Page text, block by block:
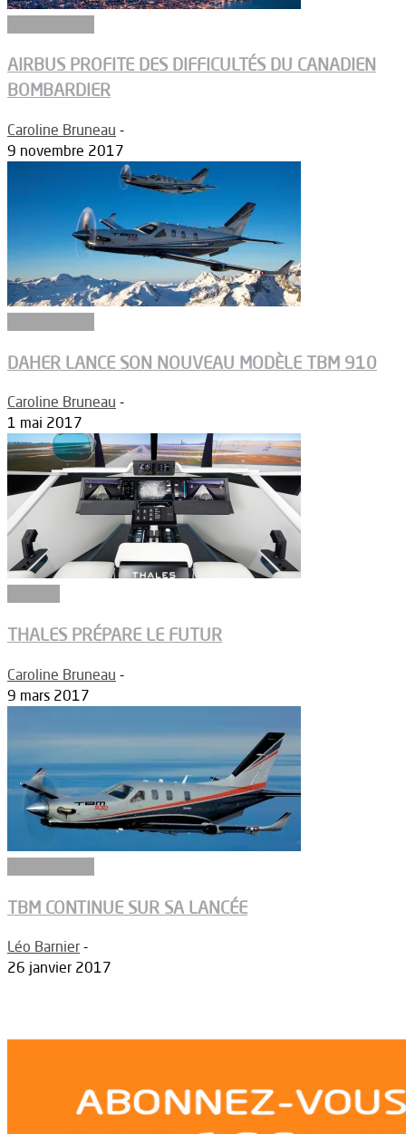
AIRBUS PROFITE DES DIFFICULTÉS DU CANADIEN
BOMBARDIER
Caroline Bruneau -
9 novembre 2017
DAHER LANCE SON NOUVEAU MODÈLE TBM 910
Caroline Bruneau -
1 mai 2017
THALES PRÉPARE LE FUTUR
Caroline Bruneau -
9 mars 2017
TBM CONTINUE SUR SA LANCÉE
Léo Barnier -
26 janvier 2017